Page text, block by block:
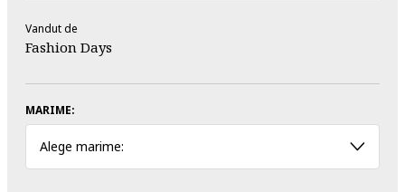
Vandut de
Fashion Days
MARIME:
Alege marime: